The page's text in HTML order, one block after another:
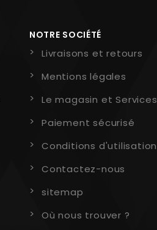
NOTRE SOCIÉTÉ
Livraisons et retours
Mentions légales
Le magasin et Services
Paiement sécurisé
Conditions d'utilisation
Contactez-nous
sitemap
Où nous trouver ?